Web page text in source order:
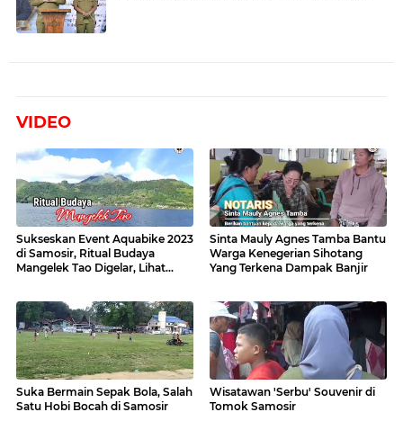
VIDEO
Sukseskan Event Aquabike 2023
di Samosir, Ritual Budaya
Mangelek Tao Digelar, Lihat
Sinta Mauly Agnes Tamba Bantu
Warga Kenegerian Sihotang
Yang Terkena Dampak Banjir
Suka Bermain Sepak Bola, Salah
Satu Hobi Bocah di Samosir
Wisatawan 'Serbu' Souvenir di
Tomok Samosir